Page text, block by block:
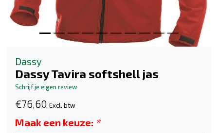
Dassy
Dassy Tavira softshell jas
Schrijf je eigen review
€76,60 Excl. btw
Maak een keuze: *